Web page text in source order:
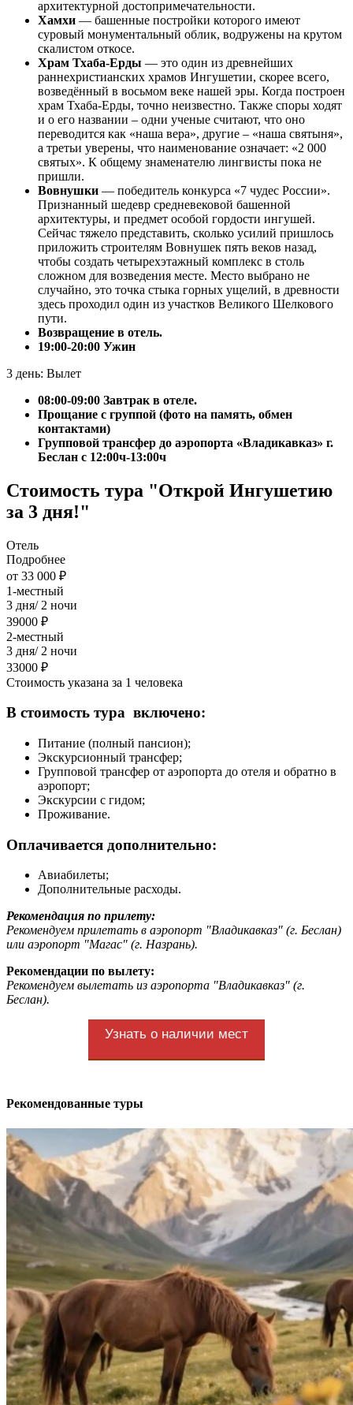
архитектурной достопримечательности.
Хамхи — башенные постройки которого имеют
суровый монументальный облик, водружены на крутом
скалистом откосе.
Храм Тхаба-Ерды — это один из древнейших
раннехристианских храмов Ингушетии, скорее всего,
возведённый в восьмом веке нашей эры. Когда построен
храм Тхаба-Ерды, точно неизвестно. Также споры ходят
и о его названии – одни ученые считают, что оно
переводится как «наша вера», другие – «наша святыня»,
а третьи уверены, что наименование означает: «2 000
святых». К общему знаменателю лингвисты пока не
пришли.
Вовнушки — победитель конкурса «7 чудес России».
Признанный шедевр средневековой башенной
архитектуры, и предмет особой гордости ингушей.
Сейчас тяжело представить, сколько усилий пришлось
приложить строителям Вовнушек пять веков назад,
чтобы создать четырехэтажный комплекс в столь
сложном для возведения месте. Место выбрано не
случайно, это точка стыка горных ущелий, в древности
здесь проходил один из участков Великого Шелкового
пути.
Возвращение в отель.
19:00-20:00 Ужин
3 день: Вылет
08:00-09:00 Завтрак в отеле.
Прощание с группой (фото на память, обмен
контактами)
Групповой трансфер до аэропорта «Владикавказ» г.
Беслан с 12:00ч-13:00ч
Стоимость тура "Открой Ингушетию
за 3 дня!"
Отель
Подробнее
от 33 000 ₽
1-местный
3 дня/ 2 ночи
39000 ₽
2-местный
3 дня/ 2 ночи
33000 ₽
Стоимость указана за 1 человека
В стоимость тура включено:
Питание (полный пансион);
Экскурсионный трансфер;
Групповой трансфер от аэропорта до отеля и обратно в
аэропорт;
Экскурсии с гидом;
Проживание.
Оплачивается дополнительно:
Авиабилеты;
Дополнительные расходы.
Рекомендация по прилету:
Рекомендуем прилетать в аэропорт "Владикавказ" (г. Беслан)
или аэропорт "Магас" (г. Назрань).
Рекомендации по вылету:
Рекомендуем вылетать из аэропорта "Владикавказ" (г.
Беслан).
Узнать о наличии мест
Рекомендованные туры